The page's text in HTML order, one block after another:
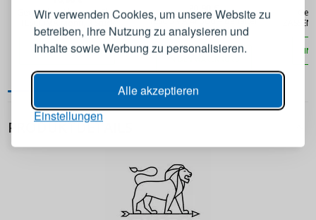
Wir verwenden Cookies, um unsere Website zu
betreiben, ihre Nutzung zu analysieren und
Inhalte sowie Werbung zu personalisieren.
Alle akzeptieren
Einstellungen
Gewürzbehälter aus Glas
TESCOMA Monti, 3 Stück
IN DEN WARENKORB
20,90 €
TESCOMA 4Food – Behälter
mit Trockenverschluss
IN
PRODUKTDETAILS
E-Mail-Adresse
Passwort erinnern